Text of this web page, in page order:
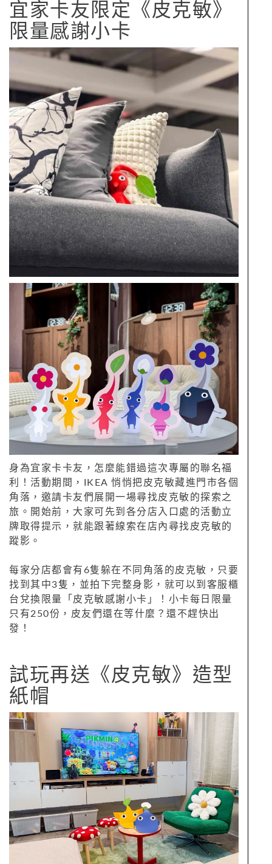
宜家卡友限定《皮克敏》
限量感謝小卡
身為宜家卡卡友，怎麼能錯過這次專屬的聯名福
利！活動期間，IKEA 悄悄把皮克敏藏進門市各個
角落，邀請卡友們展開一場尋找皮克敏的探索之
旅。開始前，大家可先到各分店入口處的活動立
牌取得提示，就能跟著線索在店內尋找皮克敏的
蹤影。
每家分店都會有6隻躲在不同角落的皮克敏，只要
找到其中3隻，並拍下完整身影，就可以到客服櫃
台兌換限量「皮克敏感謝小卡」！小卡每日限量
只有250份，皮友們還在等什麼？還不趕快出
發！
試玩再送《皮克敏》造型
紙帽